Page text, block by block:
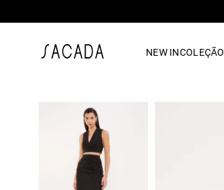
NEW INCOLEÇÃO
vestido midi